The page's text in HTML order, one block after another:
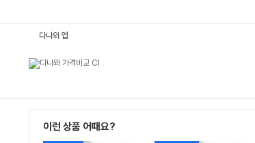
다나와 앱
이런 상품 어때요?